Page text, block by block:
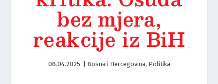
bez mjera,
reakcije iz BiH
08.04.2025. Bosna i Hercegovina, Politika